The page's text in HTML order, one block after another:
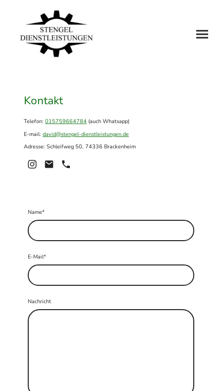
Kontakt
Telefon: 015759664784 (auch Whatsapp)
E-mail: david@stengel-dienstleistungen.de
Adresse: Schleifweg 50, 74336 Brackenheim
Name*
E-Mail*
Nachricht